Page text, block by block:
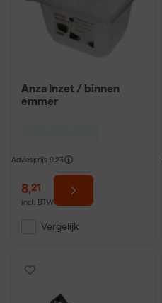
Anza Inzet / binnen
emmer
Adviesprijs 9,23
8,21
incl. BTW
Vergelijk